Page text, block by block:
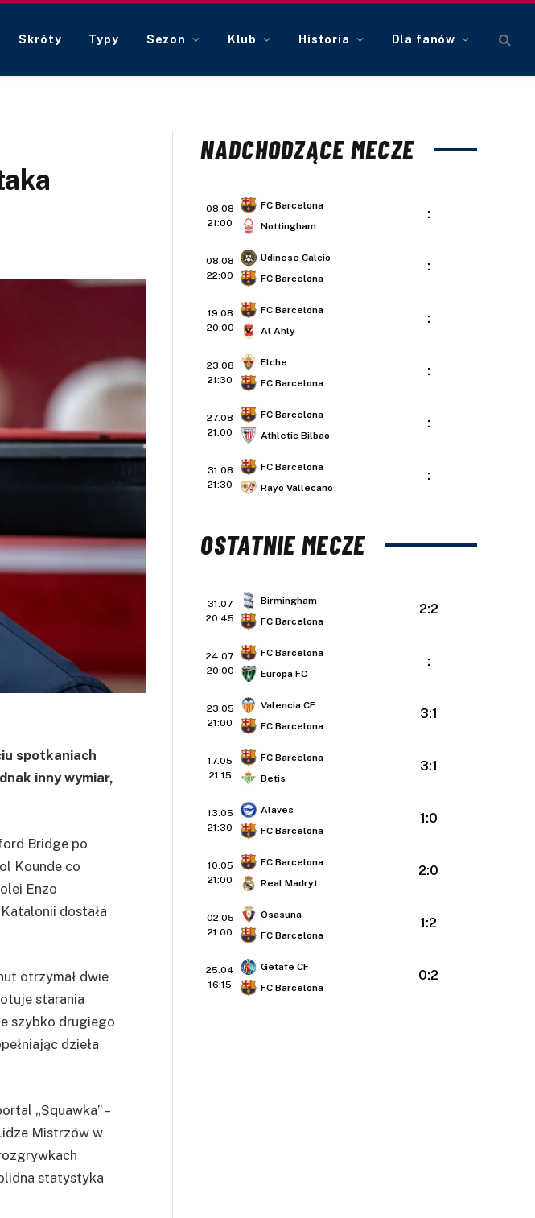
Skróty Typy Sezon Klub Historia Dla fanów
spotkaniach
inny wymiar,
Bridge po
Kounde co
Enzo
dostała
otrzymał dwie
starania
szybko drugiego
dzieła
„Squawka” –
Mistrzów w
statystyka
NADCHODZĄCE MECZE
08.08
21:00
FC Barcelona
Nottingham
:
08.08
22:00
Udinese Calcio
FC Barcelona
:
19.08
20:00
FC Barcelona
Al Ahly
:
23.08
21:30
Elche
FC Barcelona
:
27.08
21:00
FC Barcelona
Athletic Bilbao
:
31.08
21:30
FC Barcelona
Rayo Vallecano
:
OSTATNIE MECZE
31.07
20:45
Birmingham
FC Barcelona
2:2
24.07
20:00
FC Barcelona
Europa FC
:
23.05
21:00
Valencia CF
FC Barcelona
3:1
17.05
21:15
FC Barcelona
Betis
3:1
13.05
21:30
Alaves
FC Barcelona
1:0
10.05
21:00
FC Barcelona
Real Madryt
2:0
02.05
21:00
Osasuna
FC Barcelona
1:2
25.04
16:15
Getafe CF
FC Barcelona
0:2